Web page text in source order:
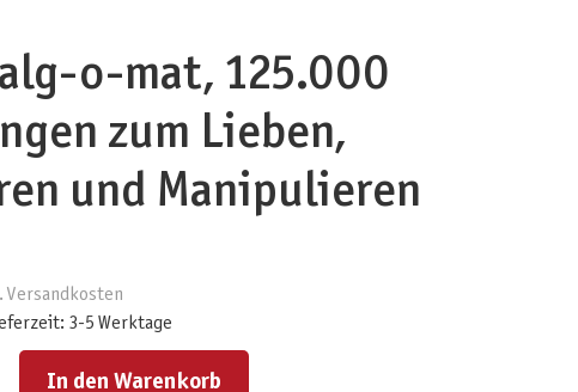
o-mat, 125.000
zum Lieben,
und Manipulieren
Versandkosten
3-5 Werktage
Wert ein oder benutze die Schaltflächen um die Anzahl zu erhöhen oder zu reduzieren.
In den Warenkorb